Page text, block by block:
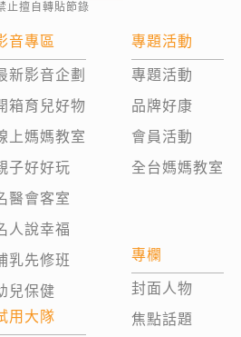
擅自轉貼節錄
音專區
新影音企劃
箱育兒好物
上媽媽教室
子好好玩
醫會客室
人說幸福
乳先修班
兒保健
用大隊
專題活動
專題活動
品牌好康
會員活動
全台媽媽教室
專欄
封面人物
焦點話題